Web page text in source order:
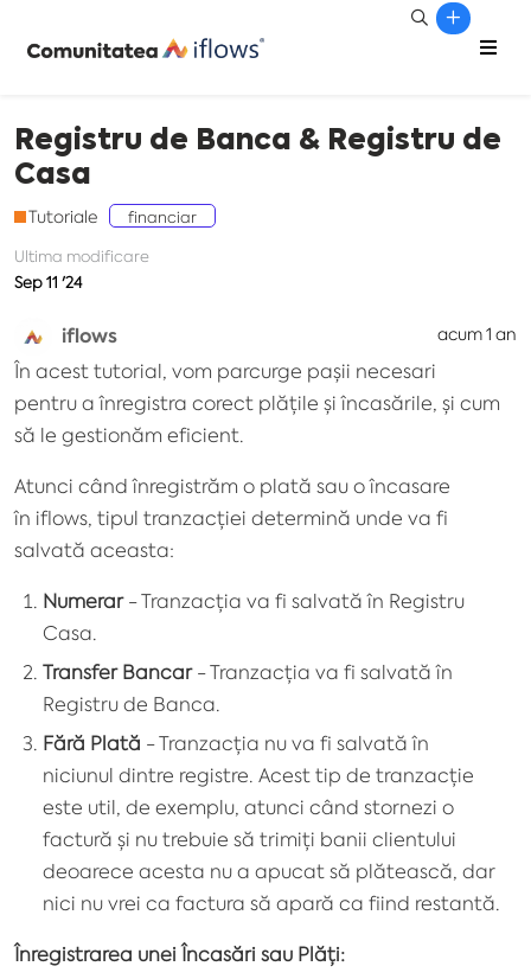
Registru de Banca & Registru de
Casa
Tutoriale
financiar
Ultima modificare
Sep 11 '24
iflows acum 1 an
În acest tutorial, vom parcurge pașii necesari
pentru a înregistra corect plățile și încasările, și cum
să le gestionăm eficient.
Atunci când înregistrăm o plată sau o încasare
în iflows, tipul tranzacției determină unde va fi
salvată aceasta:
Numerar- Tranzacția va fi salvată în Registru
Casa.
Transfer Bancar- Tranzacția va fi salvată în
Registru de Banca.
Fără Plată - Tranzacția nu va fi salvată în
niciunul dintre registre. Acest tip de tranzacție
este util, de exemplu, atunci când stornezi o
factură și nu trebuie să trimiți banii clientului
deoarece acesta nu a apucat să plătească, dar
nici nu vrei ca factura să apară ca fiind restantă.
Înregistrarea unei Încasări sau Plăți: